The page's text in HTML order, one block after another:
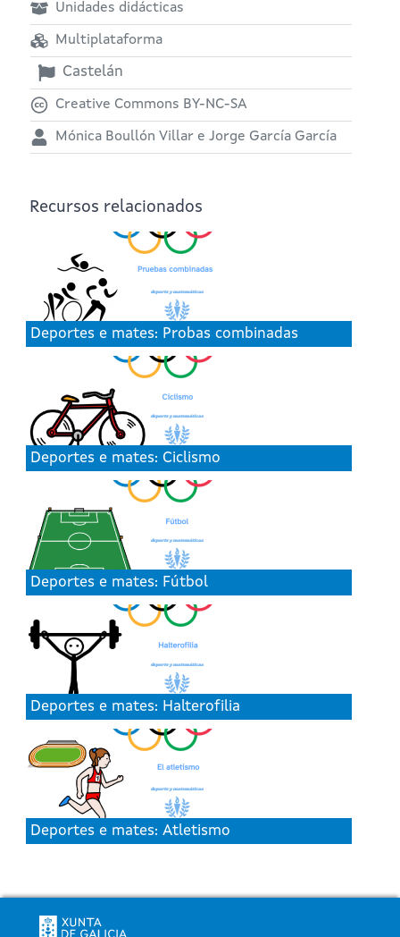
Unidades didácticas
Multiplataforma
Castelán
Creative Commons BY-NC-SA
Mónica Boullón Villar e Jorge García García
Recursos relacionados
Deportes e mates: Probas combinadas
Deportes e mates: Ciclismo
Deportes e mates: Fútbol
Deportes e mates: Halterofilia
Deportes e mates: Atletismo